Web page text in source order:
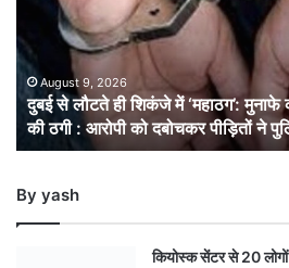
में
‘महाठग’:
मुनाफे
का
झांसा
देकर
करोड़
August 9, 2026
दुबई से लौटते ही शिकंजे में ‘महाठग’:
की ठगी : आरोपी को दबोचकर पीड़ितों ने
By yash
कियोस्क सेंटर से 20